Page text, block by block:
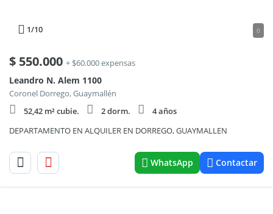
1/10 0
$ 550.000 + $60.000 expensas
Leandro N. Alem 1100
Coronel Dorrego, Guaymallén
52,42 m² cubie.
2 dorm.
4 años
DEPARTAMENTO EN ALQUILER EN DORREGO, GUAYMALLEN
WhatsApp Contactar